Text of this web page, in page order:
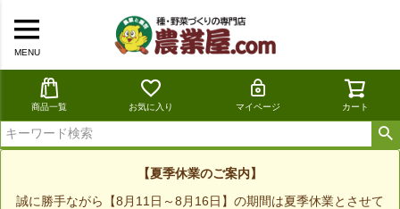
MENU
商品一覧 お気に入り マイページ カート
【夏季休業のご案内】
誠に勝手ながら【8月11日～8月16日】の期間は夏季休業とさせて